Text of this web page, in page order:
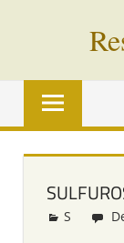
Palabras
vías
todo
S